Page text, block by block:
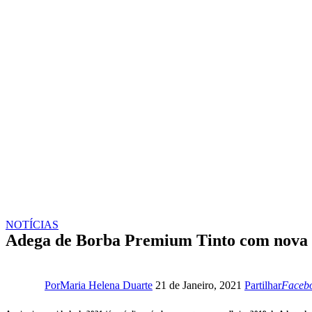
NOTÍCIAS
Adega de Borba Premium Tinto com nova
PorMaria Helena Duarte 21 de Janeiro, 2021 Partilhar